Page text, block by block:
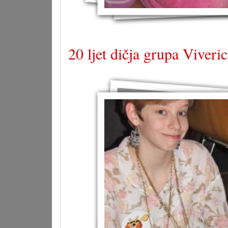
20 ljet dičja grupa